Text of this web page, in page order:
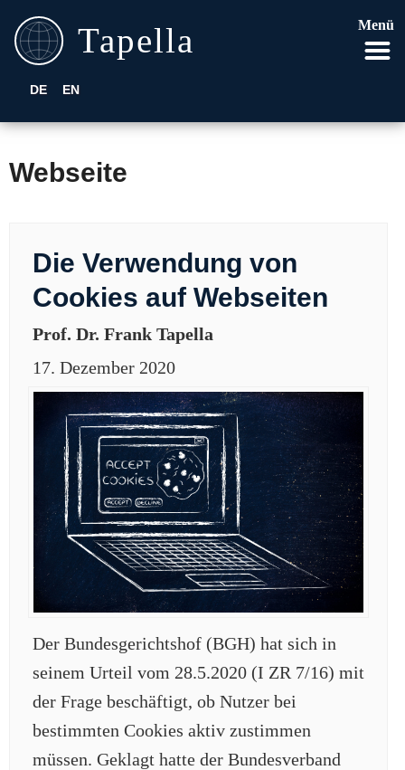
Menü
DE EN
Webseite
Die Verwendung von
Cookies auf Webseiten
Prof. Dr. Frank Tapella
17. Dezember 2020
Der Bundesgerichtshof (BGH) hat sich in
seinem Urteil vom 28.5.2020 (I ZR 7/16) mit
der Frage beschäftigt, ob Nutzer bei
bestimmten Cookies aktiv zustimmen
müssen. Geklagt hatte der Bundesverband